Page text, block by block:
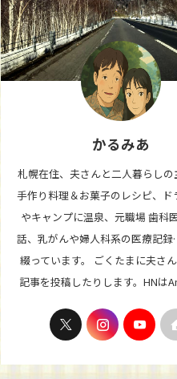
かるみあ
札幌在住、夫さんと二人暮らしの
手作り料理＆お菓子のレシピ、ド
やキャンプに温泉、元職場 歯科
話、乳がんや婦人科系の医療記
綴っています。 ごくたまに夫さ
記事を投稿したりします。HNは